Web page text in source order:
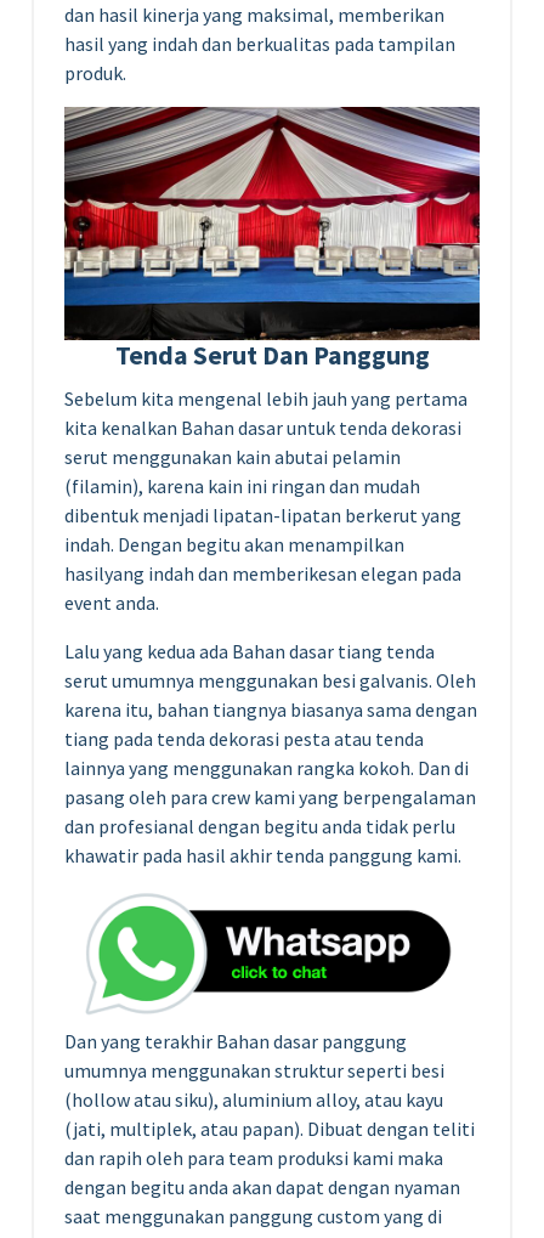
dan hasil kinerja yang maksimal, memberikan
hasil yang indah dan berkualitas pada tampilan
produk.
Tenda Serut Dan Panggung
Sebelum kita mengenal lebih jauh yang pertama
kita kenalkan Bahan dasar untuk tenda dekorasi
serut menggunakan kain abutai pelamin
(filamin), karena kain ini ringan dan mudah
dibentuk menjadi lipatan-lipatan berkerut yang
indah. Dengan begitu akan menampilkan
hasilyang indah dan memberikesan elegan pada
event anda.
Lalu yang kedua ada Bahan dasar tiang tenda
serut umumnya menggunakan besi galvanis. Oleh
karena itu, bahan tiangnya biasanya sama dengan
tiang pada tenda dekorasi pesta atau tenda
lainnya yang menggunakan rangka kokoh. Dan di
pasang oleh para crew kami yang berpengalaman
dan profesianal dengan begitu anda tidak perlu
khawatir pada hasil akhir tenda panggung kami.
Dan yang terakhir Bahan dasar panggung
umumnya menggunakan struktur seperti besi
(hollow atau siku), aluminium alloy, atau kayu
(jati, multiplek, atau papan). Dibuat dengan teliti
dan rapih oleh para team produksi kami maka
dengan begitu anda akan dapat dengan nyaman
saat menggunakan panggung custom yang di